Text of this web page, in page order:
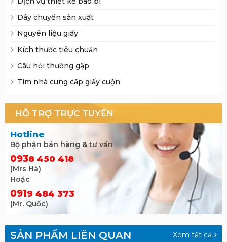
Dây chuyền sản xuất
Nguyên liệu giấy
Kích thước tiêu chuẩn
Câu hỏi thường gặp
Tìm nhà cung cấp giấy cuộn
HỖ TRỢ TRỰC TUYẾN
Hotline
Bộ phận bán hàng & tư vấn
0938 450 418
(Mrs Hà)
Hoặc
0919 484 373
(Mr. Quốc)
SẢN PHẨM LIÊN QUAN Xem tất cả